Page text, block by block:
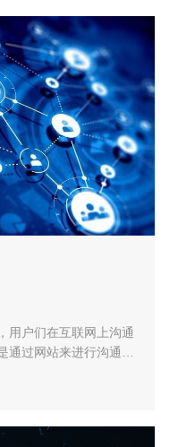
用户们在互联网上沟通
过网站来进行沟通，
常重要的，下面海源